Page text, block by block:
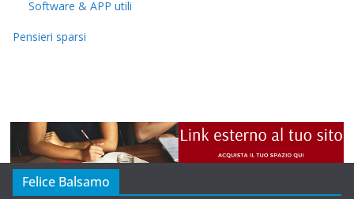
Software & APP utili
Pensieri sparsi
Felice Balsamo